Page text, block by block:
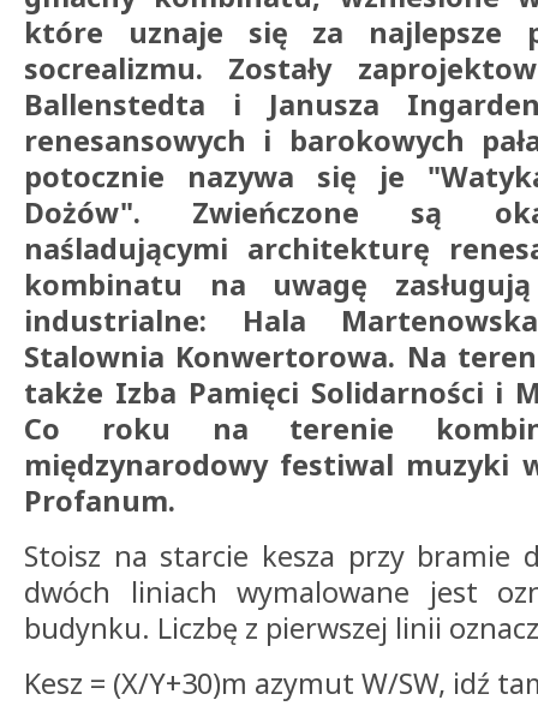
które uznaje się za najlepsze
socrealizmu. Zostały
Ballenstedta i Janusza
renesansowych i barokowych
potocznie nazywa się je
Dożów". Zwieńczone są
naśladującymi architekturę
kombinatu na uwagę
industrialne: Hala
Stalownia Konwertorowa. Na
także Izba Pamięci Solidarności i
Co roku na terenie
międzynarodowy festiwal muzyki
Profanum.
Stoisz na starcie kesza przy bramie
dwóch liniach wymalowane jest
budynku. Liczbę z pierwszej linii
Kesz = (X/Y+30)m azymut W/SW, idź